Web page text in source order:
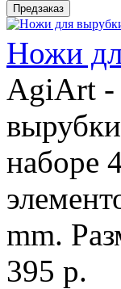
Ножи
AgiArt -
наборе
mm.
395 р.